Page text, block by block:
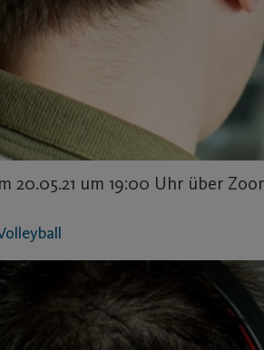
20.05.21 um 19:00 Uhr über